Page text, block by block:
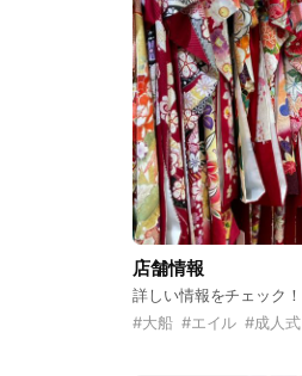
店舗情報
詳しい情報をチェック！
#大船 #エイル #成人式